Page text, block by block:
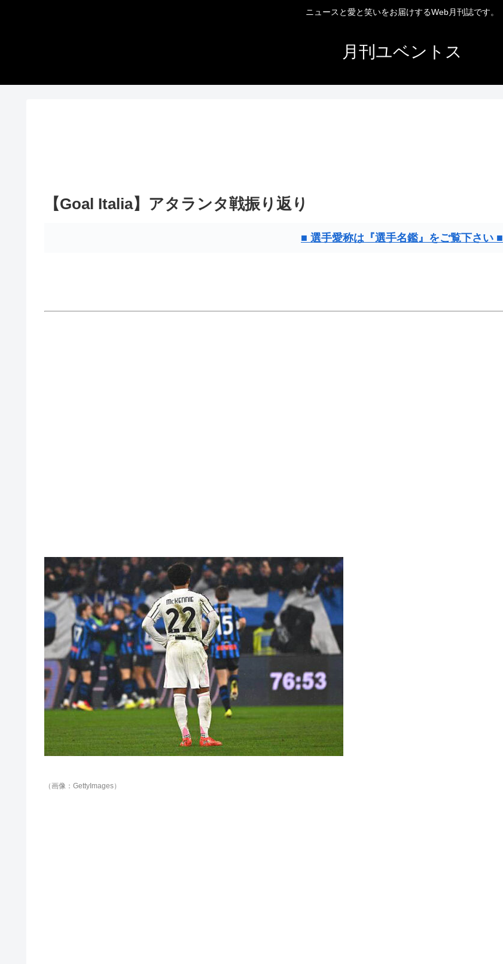
ニュースと愛と笑いをお届けするWeb月刊誌です。
月刊ユベントス
【Goal Italia】アタランタ戦振り返り
■ 選手愛称は『選手名鑑』をご覧下さい ■
（画像：GettyImages）